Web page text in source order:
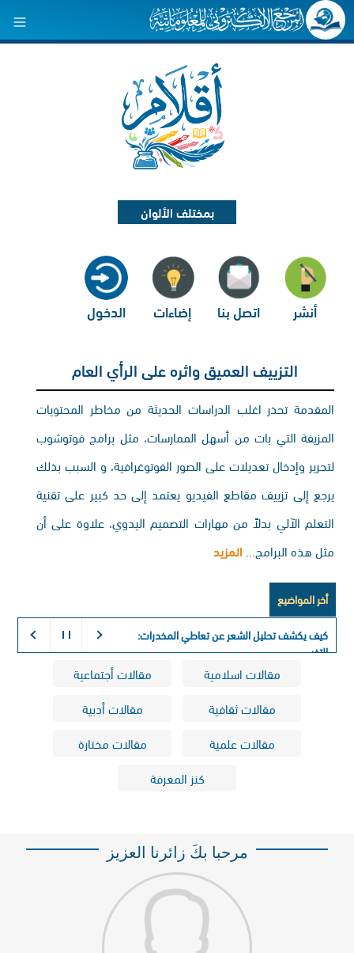
بمختلف الألوان
أنشر اتصل بنا إضاءات الدخول
التزييف العميق واثره على الرأي العام
المقدمة تحذر اغلب الدراسات الحديثة من مخاطر المحتويات
المزيفة التي بات من أسهل الممارسات، مثل برامج فوتوشوب
لتحرير وإدخال تعديلات على الصور الفوتوغرافية، و السبب بذلك
يرجع إلى تزييف مقاطع الفيديو يعتمد إلى حد كبير على تقنية
التعلم الآلي بدلاً من مهارات التصميم اليدوي، علاوة على أن
مثل هذه البرامج... المزيد
أخر المواضيع
كيف يكشف تحليل الشعر عن تعاطي المخدرات:
التفسير الكيميائي لذاكرة الجسم
مقالات اسلامية
مقالات أجتماعية
مقالات ثقافية
مقالات أدبية
مقالات علمية
مقالات مختارة
كنز المعرفة
مرحبا بكَ زائرنا العزيز